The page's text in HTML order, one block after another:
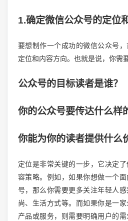
1.确定微信公众号的定位
要想制作一个成功的微信公众号
定位和内容方向。也就是说，你需
公众号的目标读者是谁？
你的公众号要传达什么样
你能为你的读者提供什么
定位是非常关键的一步，它决定
容策略。例如，如果你想做一个
号，那么你需要更多关注年轻人
尚、生活方式等。而如果你是一
产品或服务，则需要明确用户的